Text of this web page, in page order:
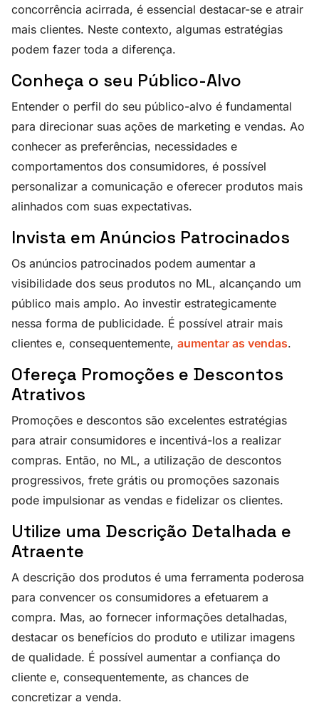
concorrência acirrada, é essencial destacar-se e atrair
mais clientes. Neste contexto, algumas estratégias
podem fazer toda a diferença.
Conheça o seu Público-Alvo
Entender o perfil do seu público-alvo é fundamental
para direcionar suas ações de marketing e vendas. Ao
conhecer as preferências, necessidades e
comportamentos dos consumidores, é possível
personalizar a comunicação e oferecer produtos mais
alinhados com suas expectativas.
Invista em Anúncios Patrocinados
Os anúncios patrocinados podem aumentar a
visibilidade dos seus produtos no ML, alcançando um
público mais amplo. Ao investir estrategicamente
nessa forma de publicidade. É possível atrair mais
clientes e, consequentemente, aumentar as vendas.
Ofereça Promoções e Descontos
Atrativos
Promoções e descontos são excelentes estratégias
para atrair consumidores e incentivá-los a realizar
compras. Então, no ML, a utilização de descontos
progressivos, frete grátis ou promoções sazonais
pode impulsionar as vendas e fidelizar os clientes.
Utilize uma Descrição Detalhada e
Atraente
A descrição dos produtos é uma ferramenta poderosa
para convencer os consumidores a efetuarem a
compra. Mas, ao fornecer informações detalhadas,
destacar os benefícios do produto e utilizar imagens
de qualidade. É possível aumentar a confiança do
cliente e, consequentemente, as chances de
concretizar a venda.